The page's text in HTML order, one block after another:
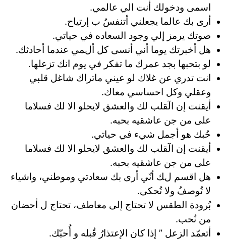
اسمى ودخولك أنت الي عالمي.
أرى بك عالما يجعلني أتنفسُ ب إرتياح.
صوتك يرمز إلي وجود السعاده في حياتي.
ﻫﻞ ﺃﺧﺒﺮﺗﻚ ﻳﻮما ﺃﻧﻲ ﺃﻧﺴﻰ ﻛﻞ ﺃلﻤﻲ عندما ﺃﺣﺎﺩثك.
لو بتحبها بجد عمرك ما تفكر في يوم انك تزعلها.
انت تدري عن غلاك لو عيني ماتراك شاغل قلبي
وعقلي وكل احساسي معاك.
أيقنت إن الٓقلب لك والعشق لايحلو الا لك فسلاما
على من جن عاشقيه بحبه.
حُبك هو أجمل شيء في حياتي.
أيقنت إن الٓقلب لك والعشق لايحلو الا لك فسلاما
على من جن عاشقيه بحبه.
ﻫﻞ اقسم لﻚ أﻧّﻲ أﺭﻯ بك ﺳﻌﺎﺩﺗﻲ وموطني، واشياء
ﻻ ﺗُﻮﺻﻒُ ﻭﻻ ﺗُﺤﻜﻰ.
بُرودة الطقس لا تحتاج إلى معاطف، تحتاج ل أحضان
من نُحب.
أتعمّد الزعل ” إذا كان الإعتذارُ قُبله و أُحبّك.